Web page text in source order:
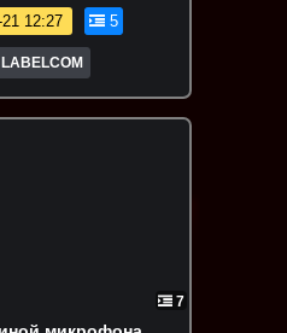
12:27 5
LABELCOM
7